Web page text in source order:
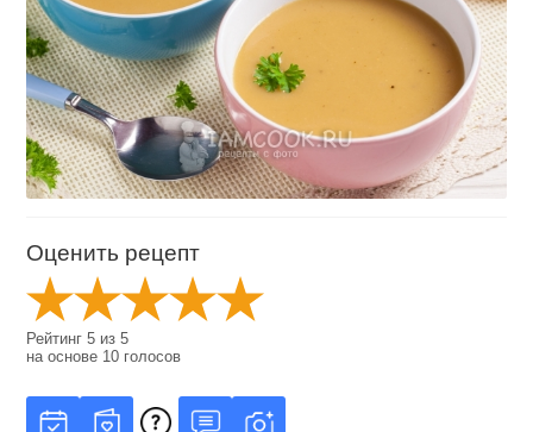
Оценить рецепт
Рейтинг5 из5
на основе 10 голосов